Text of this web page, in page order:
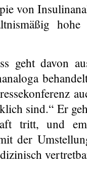
von
hohe
geht davon
sind.“ Er
tritt, und
der